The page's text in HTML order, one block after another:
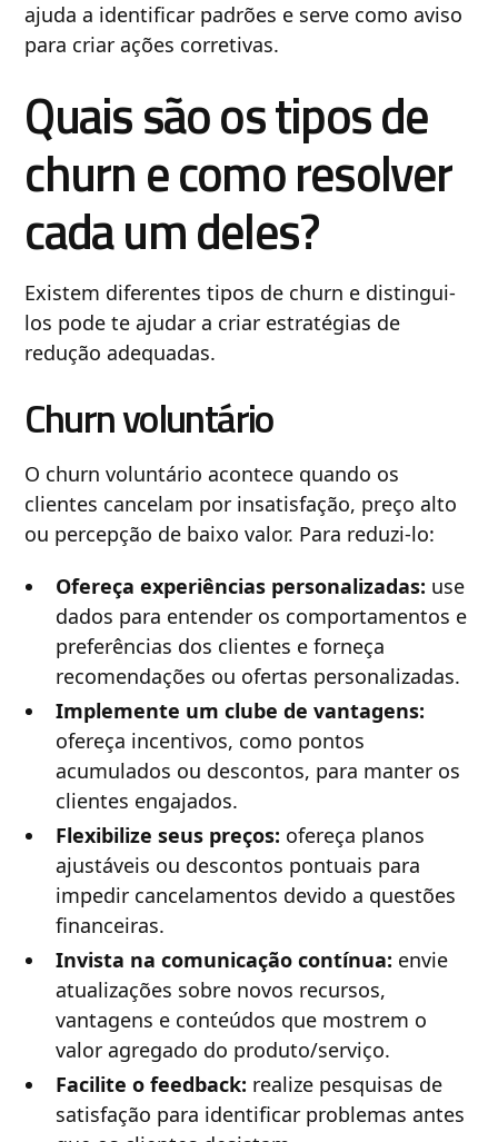
ajuda a identificar padrões e serve como aviso
para criar ações corretivas.
Quais são os tipos de
churn e como resolver
cada um deles?
Existem diferentes tipos de churn e distingui-
los pode te ajudar a criar estratégias de
redução adequadas.
Churn voluntário
O churn voluntário acontece quando os
clientes cancelam por insatisfação, preço alto
ou percepção de baixo valor. Para reduzi-lo:
Ofereça experiências personalizadas: use
dados para entender os comportamentos e
preferências dos clientes e forneça
recomendações ou ofertas personalizadas.
Implemente um clube de vantagens:
ofereça incentivos, como pontos
acumulados ou descontos, para manter os
clientes engajados.
Flexibilize seus preços: ofereça planos
ajustáveis ou descontos pontuais para
impedir cancelamentos devido a questões
financeiras.
Invista na comunicação contínua: envie
atualizações sobre novos recursos,
vantagens e conteúdos que mostrem o
valor agregado do produto/serviço.
Facilite o feedback: realize pesquisas de
satisfação para identificar problemas antes